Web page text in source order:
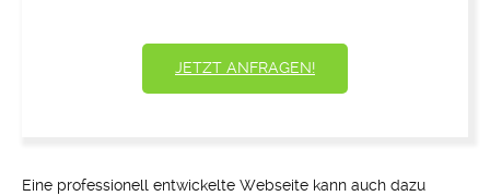
JETZT ANFRAGEN!
Eine professionell entwickelte Webseite kann auch dazu